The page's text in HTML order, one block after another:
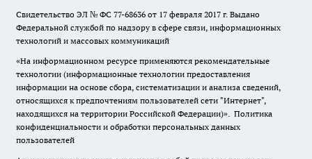
Свидетельство ЭЛ № ФС 77-68636 от 17 февраля 2017 г. Выдано
Федеральной службой по надзору в сфере связи, информационных
технологий и массовых коммуникаций
«На информационном ресурсе применяются рекомендательные
технологии (информационные технологии предоставления
информации на основе сбора, систематизации и анализа сведений,
относящихся к предпочтениям пользователей сети "Интернет",
находящихся на территории Российской Федерации)». Политика
конфиденциальности и обработки персональных данных
пользователей